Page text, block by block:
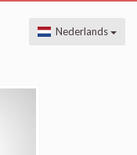
Nederlands